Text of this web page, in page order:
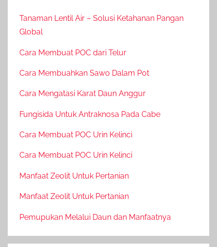
Tanaman Lentil Air – Solusi Ketahanan Pangan
Global
Cara Membuat POC dari Telur
Cara Membuahkan Sawo Dalam Pot
Cara Mengatasi Karat Daun Anggur
Fungisida Untuk Antraknosa Pada Cabe
Cara Membuat POC Urin Kelinci
Cara Membuat POC Urin Kelinci
Manfaat Zeolit Untuk Pertanian
Manfaat Zeolit Untuk Pertanian
Pemupukan Melalui Daun dan Manfaatnya